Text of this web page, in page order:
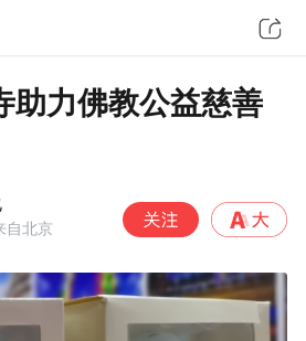
助力佛教公益慈善
自北京